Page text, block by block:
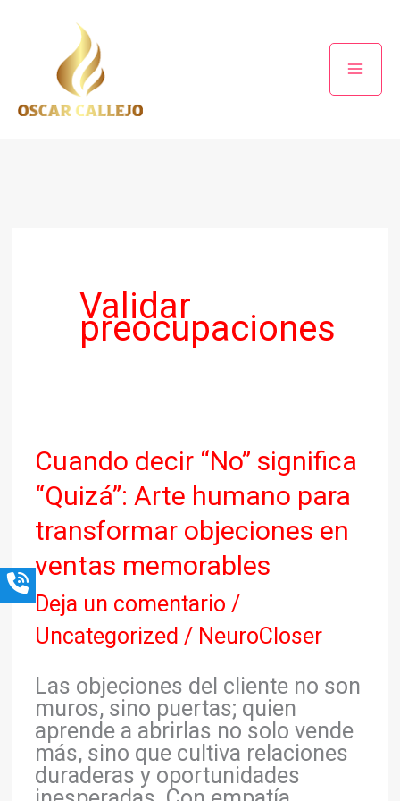
contenido
Validar
preocupaciones
Cuando decir “No” significa
“Quizá”: Arte humano para
transformar objeciones en
ventas memorables
Deja un comentario /
Uncategorized / NeuroCloser
Las objeciones del cliente no son
muros, sino puertas; quien
aprende a abrirlas no solo vende
más, sino que cultiva relaciones
duraderas y oportunidades
Cuando
decir
“No”
significa
“Quizá”:
Arte
humano
para
transformar
objeciones
en
ventas
memorables